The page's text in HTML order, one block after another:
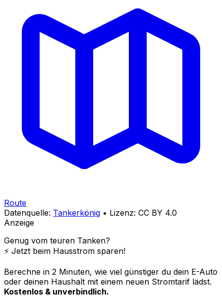
Route
Datenquelle: Tankerkönig • Lizenz: CC BY 4.0
Anzeige
Genug vom teuren Tanken?
⚡️ Jetzt beim Hausstrom sparen!
Berechne in 2 Minuten, wie viel günstiger du dein E-Auto
oder deinen Haushalt mit einem neuen Stromtarif lädst.
Kostenlos & unverbindlich.